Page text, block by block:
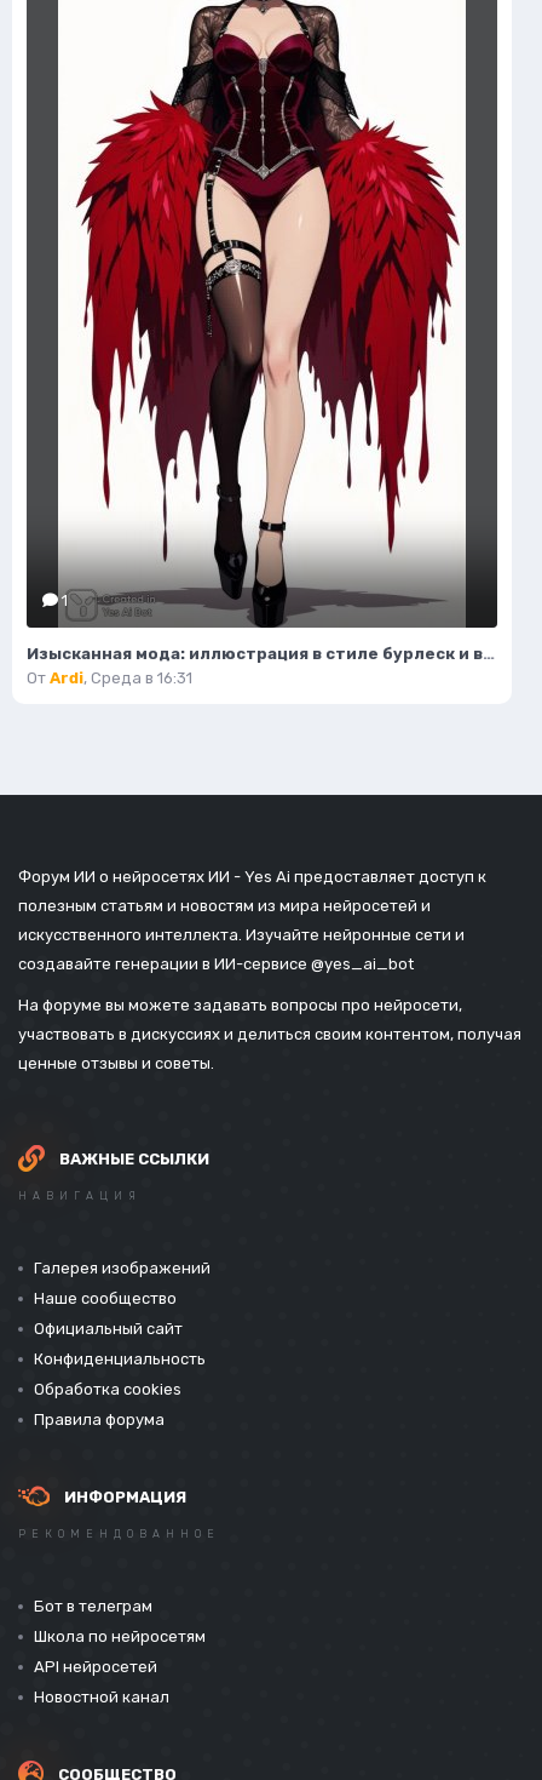
1
Изысканная мода: иллюстрация в стиле бурлеск и высокой моды. Картинка из нейронной сети Flux.1
От Ardi, Среда в 16:31
Форум ИИ о нейросетях ИИ - Yes Ai предоставляет доступ к
полезным статьям и новостям из мира нейросетей и
искусственного интеллекта. Изучайте нейронные сети и
создавайте генерации в ИИ-сервисе @yes_ai_bot
На форуме вы можете задавать вопросы про нейросети,
участвовать в дискуссиях и делиться своим контентом, получая
ценные отзывы и советы.
ВАЖНЫЕ ССЫЛКИ
НАВИГАЦИЯ
Галерея изображений
Наше сообщество
Официальный сайт
Конфиденциальность
Обработка cookies
Правила форума
ИНФОРМАЦИЯ
РЕКОМЕНДОВАННОЕ
Бот в телеграм
Школа по нейросетям
API нейросетей
Новостной канал
СООБЩЕСТВО